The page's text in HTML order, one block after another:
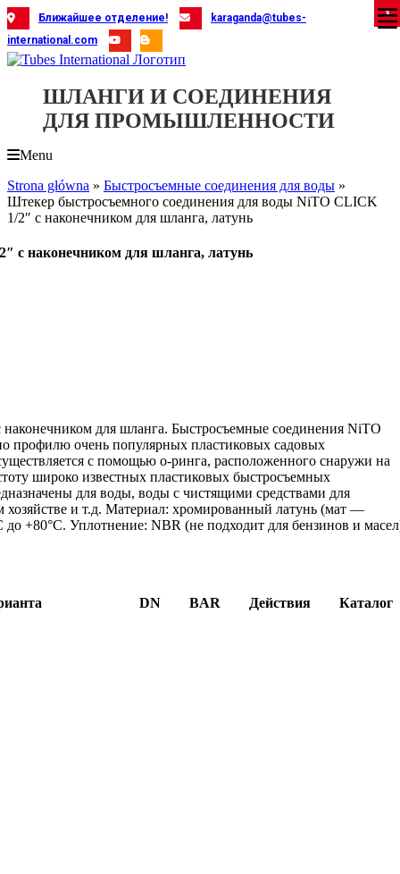
Skip
to
content
Ближайшее отделение!
karaganda@tubes-
international.com
ШЛАНГИ И СОЕДИНЕНИЯ
ДЛЯ ПРОМЫШЛЕННОСТИ
Menu
Strona główna » Быстросъемные соединения для воды »
Штекер быстросъемного соединения для воды NiTO CLICK
1/2″ с наконечником для шланга, латунь
с наконечником для шланга, латунь
для шланга. Быстросъемные соединения NiTO
профилю очень популярных пластиковых садовых
с помощью о-ринга, расположенного снаружи на
широко известных пластиковых быстросъемных
для воды, воды с чистящими средствами для
хозяйстве и т.д. Материал: хромированный латунь (мат —
до +80°C. Уплотнение: NBR (не подходит для бензинов и
DN BAR Действия Каталог
X
X
X
X
X
X
X
X
X
X
X
X
X
X
X
X
X
X
X